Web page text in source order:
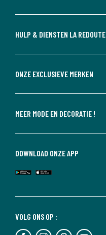
HULP & DIENSTEN LA REDOUTE
ONZE EXCLUSIEVE MERKEN
MEER MODE EN DECORATIE !
VOLG ONS OP :
DOWNLOAD ONZE APP